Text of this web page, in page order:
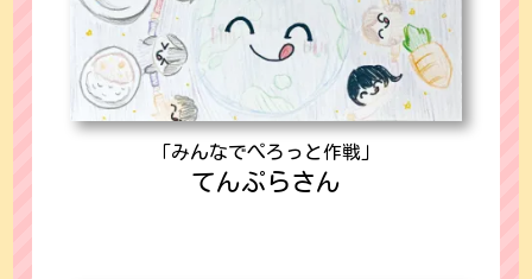
「みんなでぺろっと作戦」
てんぷらさん